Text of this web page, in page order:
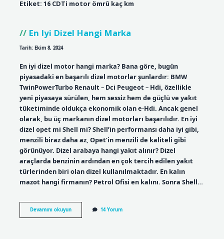
Etiket: 16 CDTi motor ömrü kaç km
En Iyi Dizel Hangi Marka
Tarih: Ekim 8, 2024
En iyi dizel motor hangi marka? Bana göre, bugün
piyasadaki en başarılı dizel motorlar şunlardır: BMW
TwinPowerTurbo Renault – Dci Peugeot – Hdi, özellikle
yeni piyasaya sürülen, hem sessiz hem de güçlü ve yakıt
tüketiminde oldukça ekonomik olan e-Hdi. Ancak genel
olarak, bu üç markanın dizel motorları başarılıdır. En iyi
dizel opet mi Shell mi? Shell’in performansı daha iyi gibi,
menzili biraz daha az, Opet’in menzili de kaliteli gibi
görünüyor. Dizel arabaya hangi yakıt alınır? Dizel
araçlarda benzinin ardından en çok tercih edilen yakıt
türlerinden biri olan dizel kullanılmaktadır. En kalın
mazot hangi firmanın? Petrol Ofisi en kalını. Sonra Shell…
Devamını okuyunEn
Iyi
14 Yorum